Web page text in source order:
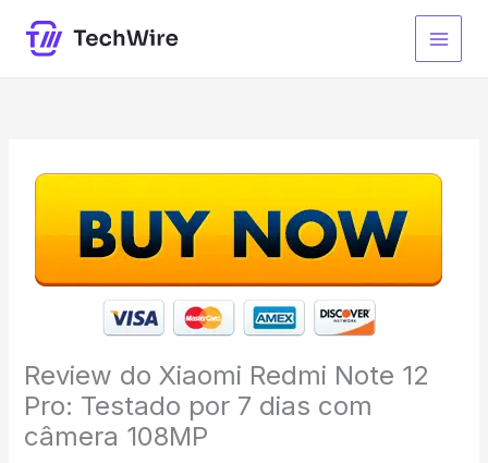
para
Review do Xiaomi Redmi Note 12
Pro: Testado por 7 dias com
câmera 108MP